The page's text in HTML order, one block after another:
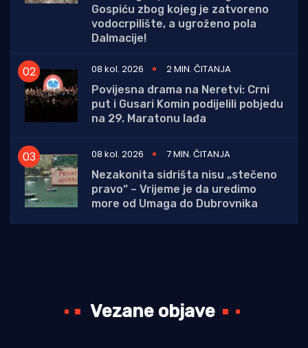
Gospiću zbog kojeg je zatvoreno
vodocrpilište, a ugroženo pola
Dalmacije!
08 kol. 2026
2 MIN. ČITANJA
Povijesna drama na Neretvi: Crni
put i Gusari Komin podijelili pobjedu
na 29. Maratonu lađa
08 kol. 2026
7 MIN. ČITANJA
Nezakonita sidrišta nisu „stečeno
pravo“ – Vrijeme je da uredimo
more od Umaga do Dubrovnika
Vezane objave